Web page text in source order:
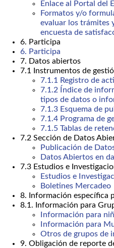
Enlace al Portal del
Formatos y/o
evaluar los trámites
encuesta de
6. Participa
6. Participa
7. Datos abiertos
7.1 Instrumentos de
7.1.1 Registro de
7.1.2 Índice de
tipos de datos o
7.1.3 Esquema de
7.1.4 Programa de
7.1.5 Tablas de
7.2 Sección de Datos
Publicación de
Datos Abiertos en
7.3 Estudios e
Estudios e
Boletines Mercadeo
8. Información específica
8.1. Información para
Información para
Información para
Otros de grupos de
9. Obligación de reporte